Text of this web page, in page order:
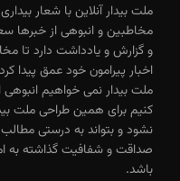
ملت بیدار آنلاین با شعار
مخاطبین و انبوهی از خبرها
و گزارش و یادداشت دارد تا
اخبار پیرامون خود عمق پیدا
ملت بیدار نمی خواهیم
کنیم برای همین طراحی ملت
نشود و بتواند به درستی مطالب
صداقت و شفافیت گذاشته به
باشد.